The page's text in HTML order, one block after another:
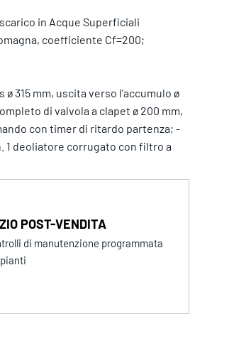
in Acque Superficiali
coefficiente Cf=200;
315 mm, uscita verso l'accumulo ø
di valvola a clapet ø 200 mm,
con timer di ritardo partenza; -
1 deoliatore corrugato con filtro a
POST-VENDITA
di manutenzione programmata